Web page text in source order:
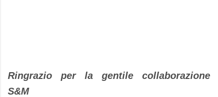
Ringrazio per la gentile collaborazione
S&M